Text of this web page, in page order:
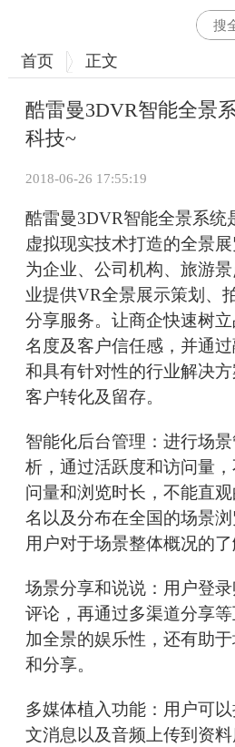
首页 正文
酷雷曼3DVR智能全景
科技~
2018-06-26 17:55:19
酷雷曼3DVR智能全景系统
虚拟现实技术打造的全景展
为企业、公司机构、旅游
业提供VR全景展示策划、
分享服务。让商企快速树
名度及客户信任感，并通
和具有针对性的行业解决
客户转化及留存。
智能化后台管理：进行场
析，通过活跃度和访问量
问量和浏览时长，不能直
名以及分布在全国的场景
用户对于场景整体概况的了
场景分享和说说：用户登
评论，再通过多渠道分享
加全景的娱乐性，还有助
和分享。
多媒体植入功能：用户可
文消息以及音频上传到资